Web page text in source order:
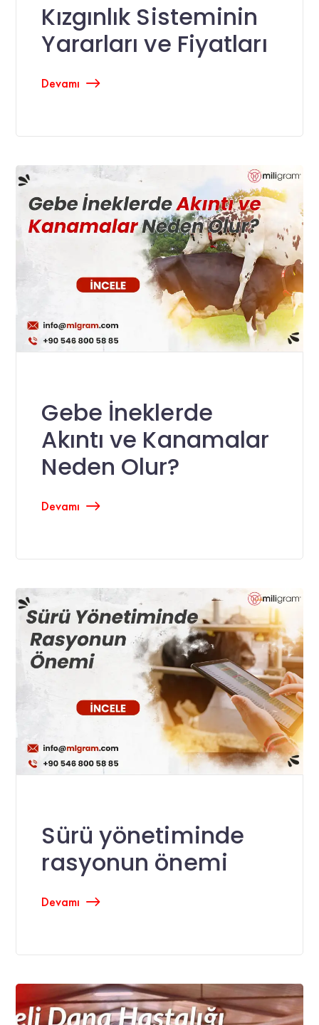
Kızgınlık Sisteminin
Yararları ve Fiyatları
Devamı
Gebe İneklerde
Akıntı ve Kanamalar
Neden Olur?
Devamı
Sürü yönetiminde
rasyonun önemi
Devamı